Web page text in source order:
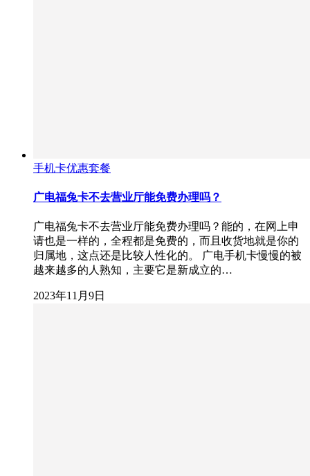
手机卡优惠套餐
广电福兔卡不去营业厅能免费办理吗？
广电福兔卡不去营业厅能免费办理吗？能的，在网上申
请也是一样的，全程都是免费的，而且收货地就是你的
归属地，这点还是比较人性化的。 广电手机卡慢慢的被
越来越多的人熟知，主要它是新成立的…
2023年11月9日